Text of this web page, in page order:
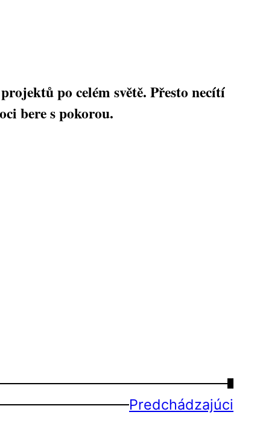
po celém světě. Přesto necítí
bere s pokorou.
→
Predchádzajúci